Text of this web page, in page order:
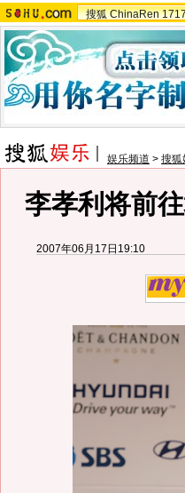
搜狐 ChinaRen
娱乐频道 > 搜狐
李孝利将前
2007年06月17日19:10